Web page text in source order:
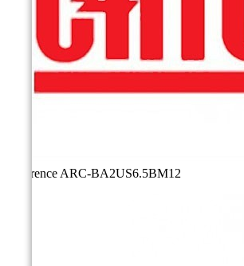
Référence ARC-BA2US6.5BM12